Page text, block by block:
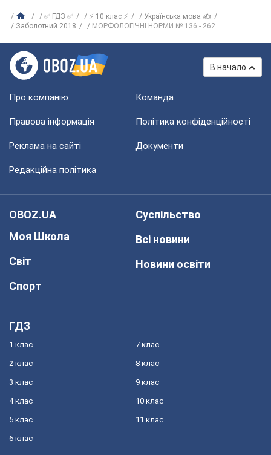
✅ ГДЗ ✅ ⚡ 10 клас ⚡
Українська мова ✍
Заболотний 2018
МОРФОЛОГІЧНІ НОРМИ № 136 - 262
В начало
Про компанію Команда
Правова інформація Політика конфіденційності
Реклама на сайті Документи
Редакційна політика
OBOZ.UA
Моя Школа
Світ
Спорт
Суспільство
Всі новини
Новини освіти
ГДЗ
1 клас
2 клас
3 клас
4 клас
5 клас
6 клас
7 клас
8 клас
9 клас
10 клас
11 клас